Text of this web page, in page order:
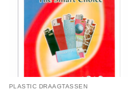
PLASTIC DRAAGTASSEN